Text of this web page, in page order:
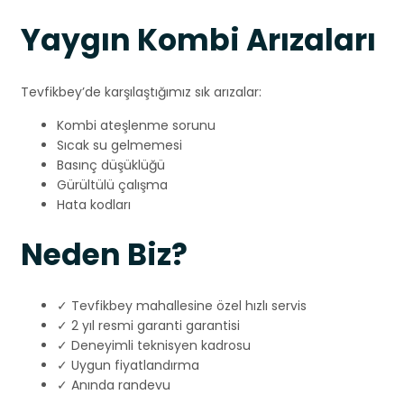
Yaygın Kombi Arızaları
Tevfikbey’de karşılaştığımız sık arızalar:
Kombi ateşlenme sorunu
Sıcak su gelmemesi
Basınç düşüklüğü
Gürültülü çalışma
Hata kodları
Neden Biz?
✓ Tevfikbey mahallesine özel hızlı servis
✓ 2 yıl resmi garanti garantisi
✓ Deneyimli teknisyen kadrosu
✓ Uygun fiyatlandırma
✓ Anında randevu